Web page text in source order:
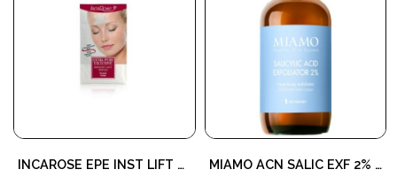
INCAROSE EPE INST LIFT FRO 2 PEZZI MIAMO ACN SALIC EXF 2% 120ML